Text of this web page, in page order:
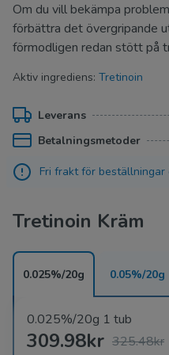
Om du vill bekämpa
förbättra det övergripande
förmodligen redan stött på
köpa tretinoin kräm
styrkor: antingen 0.025%
Aktiv ingrediens: Tretinoin
Leverans
Betalningsmetoder
Fri frakt för beställningar
Tretinoin Kräm
0.025%/20g 0.05%/20g
0.025%/20g 1 tub
309.98kr 325.48kr